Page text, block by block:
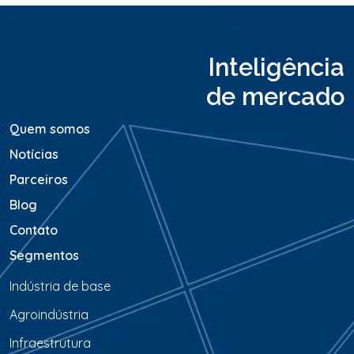
e
Inteligência
de mercado
Quem somos
Notícias
Parceiros
Blog
Contato
Segmentos
Indústria de base
Agroindústria
Infraestrutura